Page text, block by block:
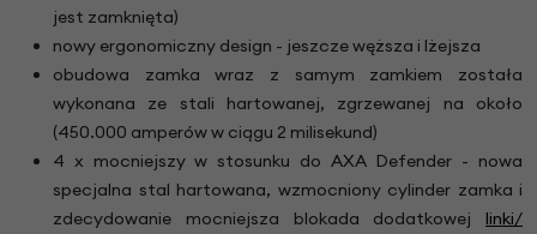
jest zamknięta)
nowy ergonomiczny design - jeszcze węższa i lżejsza
obudowa zamka wraz z samym zamkiem została
wykonana ze stali hartowanej, zgrzewanej na około
(450.000 amperów w ciągu 2 milisekund)
4 x mocniejszy w stosunku do AXA Defender - nowa
specjalna stal hartowana, wzmocniony cylinder zamka i
zdecydowanie mocniejsza blokada dodatkowej linki/